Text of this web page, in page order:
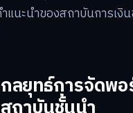
แนะนำของสถาบันการเงิ
ลยุทธ์การจัดพ
ถาบันชั้นนำ